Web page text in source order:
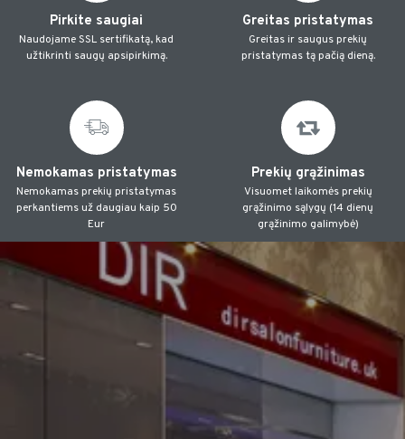
Pirkite saugiai
Naudojame SSL sertifikatą, kad
užtikrinti saugų apsipirkimą.
Greitas pristatymas
Greitas ir saugus prekių
pristatymas tą pačią dieną.
Nemokamas pristatymas
Nemokamas prekių pristatymas
perkantiems už daugiau kaip 50
Eur
Prekių grąžinimas
Visuomet laikomės prekių
grąžinimo sąlygų (14 dienų
grąžinimo galimybė)